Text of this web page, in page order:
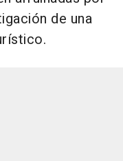
de una